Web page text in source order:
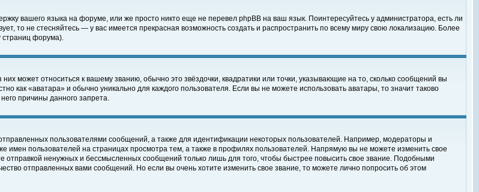
вашего языка на форуме, или же просто никто еще не перевел phpBB на ваш язык. Поинтересуйтесь у администратора, есть ли
то не стесняйтесь — у вас имеется прекрасная возможность создать и распространить по всему миру свою локализацию. Более
страниц форума).
может относиться к вашему званию, обычно это звёздочки, квадратики или точки, указывающие на то, сколько сообщений вы
как «аватара» и обычно уникально для каждого пользователя. Если вы не можете использовать аватары, то значит таково
причины данного запрета.
пользователями сообщений, а также для идентификации некоторых пользователей. Например, модераторы и
пользователей на страницах просмотра тем, а также в профилях пользователей. Напрямую вы не можете изменить свое
отправкой ненужных и бессмысленных сообщений только лишь для того, чтобы быстрее повысить свое звание. Подобными
отправленных вами сообщений. Но если вы очень хотите изменить свое звание, то можете лично попросить об этом